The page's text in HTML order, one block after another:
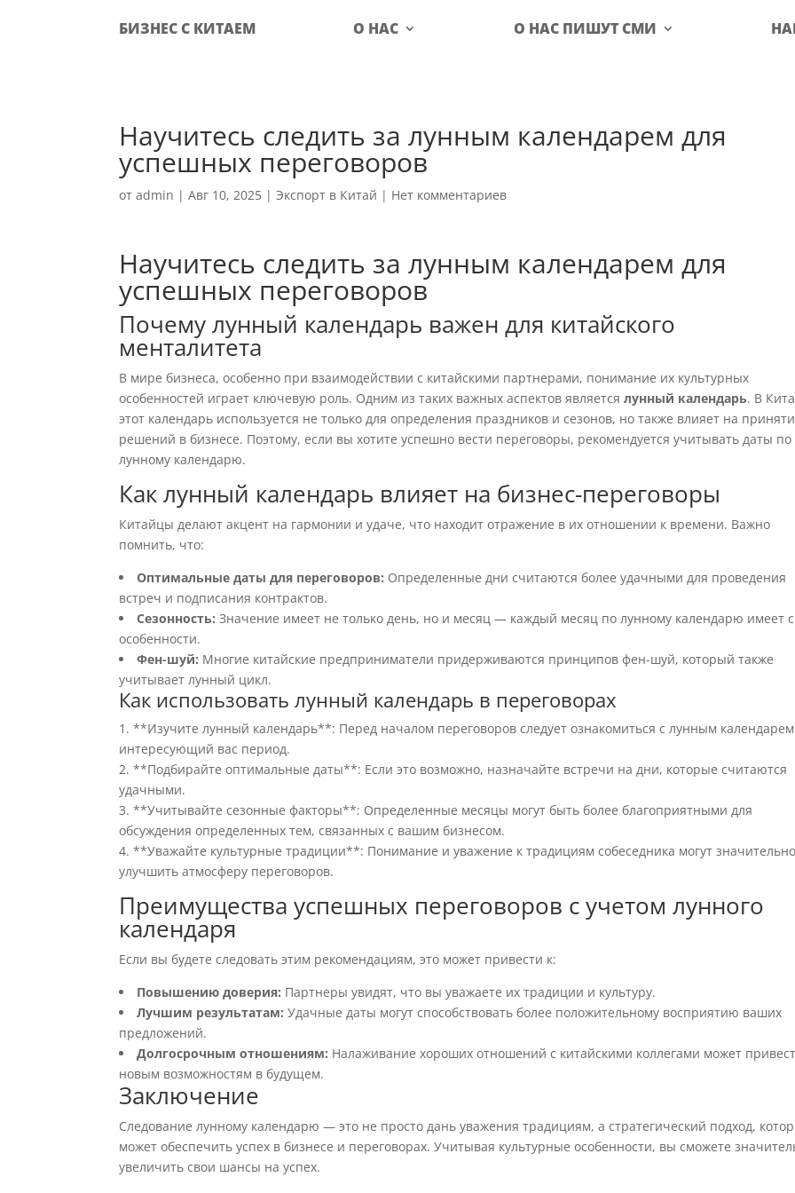
БИЗНЕС С КИТАЕМ О НАС О НАС ПИШУТ СМИ
Научитесь следить за лунным календарем для
успешных переговоров
отadmin |Авг 10, 2025 |Экспорт в Китай | Нет комментариев
Научитесь следить за лунным календарем для
успешных переговоров
Почему лунный календарь важен для китайского
менталитета
В мире бизнеса, особенно при взаимодействии с китайскими партнерами, понимание их культурных
особенностей играет ключевую роль. Одним из таких важных аспектов являетсялунный календарь. В
этот календарь используется не только для определения праздников и сезонов, но также влияет на
решений в бизнесе. Поэтому, если вы хотите успешно вести переговоры, рекомендуется учитывать даты по
лунному календарю.
Как лунный календарь влияет на бизнес-переговоры
Китайцы делают акцент на гармонии и удаче, что находит отражение в их отношении к времени. Важно
помнить, что:
Оптимальные даты для переговоров: Определенные дни считаются более удачными для проведения
встреч и подписания контрактов.
Сезонность: Значение имеет не только день, но и месяц — каждый месяц по лунному календарю имеет
особенности.
Фен-шуй: Многие китайские предприниматели придерживаются принципов фен-шуй, который также
учитывает лунный цикл.
Как использовать лунный календарь в переговорах
1. **Изучите лунный календарь**: Перед началом переговоров следует ознакомиться с лунным
интересующий вас период.
2. **Подбирайте оптимальные даты**: Если это возможно, назначайте встречи на дни, которые считаются
удачными.
3. **Учитывайте сезонные факторы**: Определенные месяцы могут быть более благоприятными для
обсуждения определенных тем, связанных с вашим бизнесом.
4. **Уважайте культурные традиции**: Понимание и уважение к традициям собеседника могут значительно
улучшить атмосферу переговоров.
Преимущества успешных переговоров с учетом лунного
календаря
Если вы будете следовать этим рекомендациям, это может привести к:
Повышению доверия: Партнеры увидят, что вы уважаете их традиции и культуру.
Лучшим результатам: Удачные даты могут способствовать более положительному восприятию ваших
предложений.
Долгосрочным отношениям: Налаживание хороших отношений с китайскими коллегами может
новым возможностям в будущем.
Заключение
Следование лунному календарю — это не просто дань уважения традициям, а стратегический подход,
может обеспечить успех в бизнесе и переговорах. Учитывая культурные особенности, вы сможете
увеличить свои шансы на успех.